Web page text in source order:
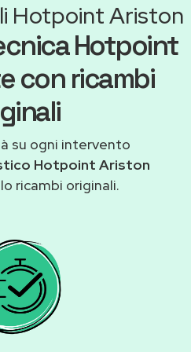
Hotpoint Ariston
Hotpoint
con ricambi
su ogni intervento
Hotpoint Ariston
ricambi originali.